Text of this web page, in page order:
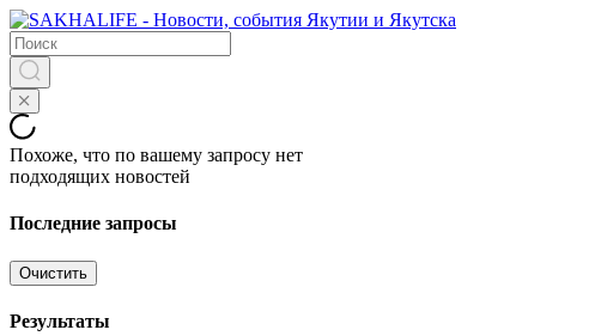
Похоже, что по вашему запросу нет
подходящих новостей
Последние запросы
Очистить
Результаты